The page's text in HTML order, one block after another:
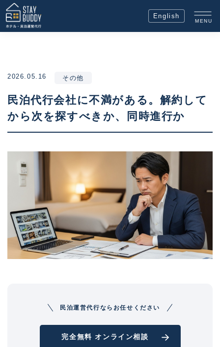
English
MENU
2026.05.16 その他
民泊代行会社に不満がある。解約して
から次を探すべきか、同時進行か
民泊運営代行ならお任せください
完全無料 オンライン相談